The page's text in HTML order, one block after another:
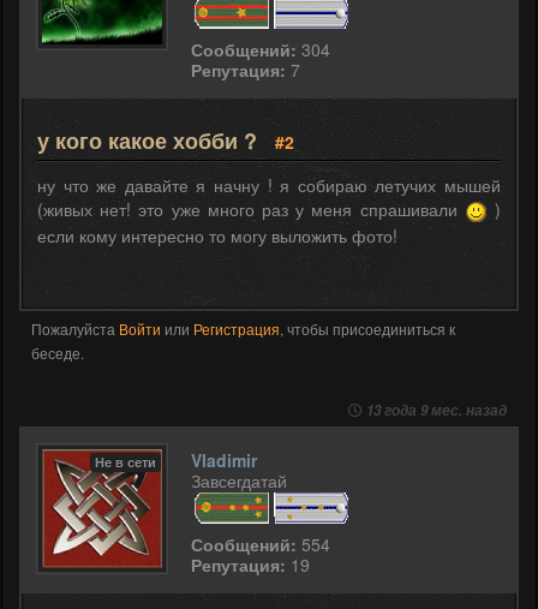
Сообщений: 304
Репутация: 7
у кого какое хобби ?
#2
ну что же давайте я начну ! я собираю летучих мышей
(живых нет! это уже много раз у меня спрашивали
)
если кому интересно то могу выложить фото!
Пожалуйста Войти или Регистрация, чтобы присоединиться к
беседе.
13 года 9 мес. назад
Не в сети
Vladimir
Завсегдатай
Сообщений: 554
Репутация: 19